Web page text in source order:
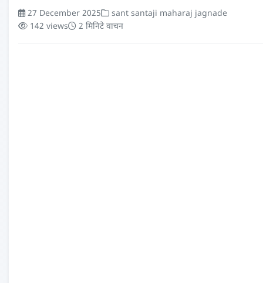
27 December 2025
sant santaji maharaj jagnade
142 views
2 मिनिटे वाचन